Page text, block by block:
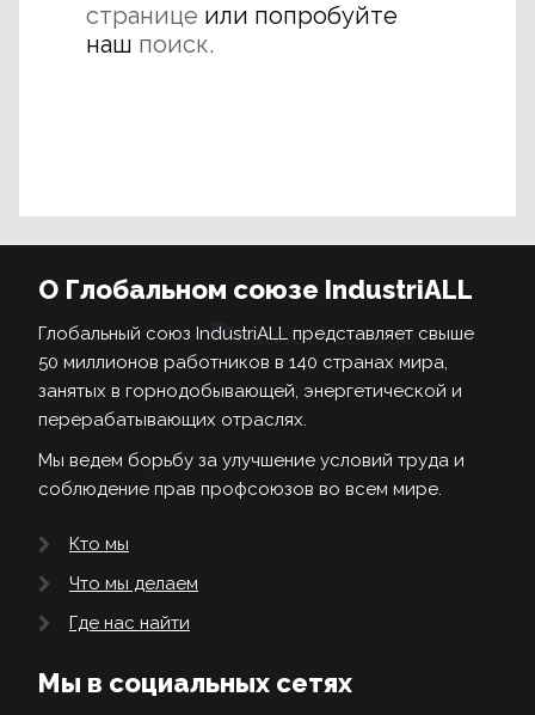
странице или попробуйте
наш поиск.
О Глобальном союзе IndustriALL
Глобальный союз IndustriALL представляет свыше
50 миллионов работников в 140 странах мира,
занятых в горнодобывающей, энергетической и
перерабатывающих отраслях.
Мы ведем борьбу за улучшение условий труда и
соблюдение прав профсоюзов во всем мире.
Кто мы
Что мы делаем
Где нас найти
Мы в социальных сетях